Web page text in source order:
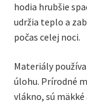
Spacie vaky
hodia hrubšie
udržia teplo a
počas celej noci.
Materiály
úlohu. Prírodné
vlákno, sú